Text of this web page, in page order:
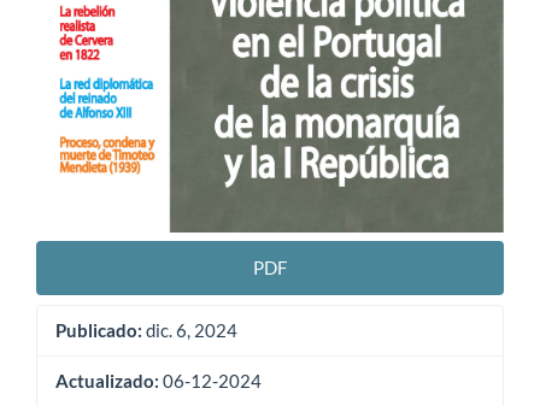
PDF
Publicado: dic. 6, 2024
Actualizado: 06-12-2024